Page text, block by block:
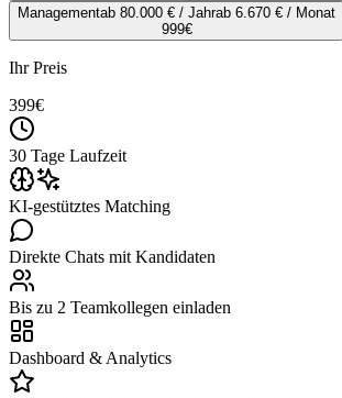
Managementab 80.000 € / Jahrab 6.670 € / Monat
999€
Ihr Preis
399€
30 Tage Laufzeit
KI-gestütztes Matching
Direkte Chats mit Kandidaten
Bis zu 2 Teamkollegen einladen
Dashboard & Analytics